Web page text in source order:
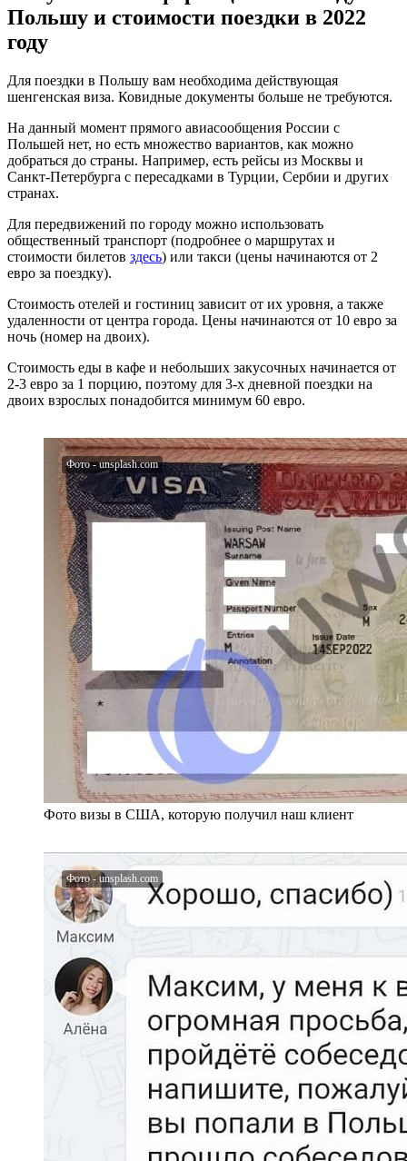
Польшу и стоимости поездки в 2022
году
Для поездки в Польшу вам необходима действующая
шенгенская виза. Ковидные документы больше не требуются.
На данный момент прямого авиасообщения России с
Польшей нет, но есть множество вариантов, как можно
добраться до страны. Например, есть рейсы из Москвы и
Санкт-Петербурга с пересадками в Турции, Сербии и других
странах.
Для передвижений по городу можно использовать
общественный транспорт (подробнее о маршрутах и
стоимости билетов здесь) или такси (цены начинаются от 2
евро за поездку).
Стоимость отелей и гостиниц зависит от их уровня, а также
удаленности от центра города. Цены начинаются от 10 евро за
ночь (номер на двоих).
Стоимость еды в кафе и небольших закусочных начинается от
2-3 евро за 1 порцию, поэтому для 3-х дневной поездки на
двоих взрослых понадобится минимум 60 евро.
Фото визы в США, которую получил наш клиент